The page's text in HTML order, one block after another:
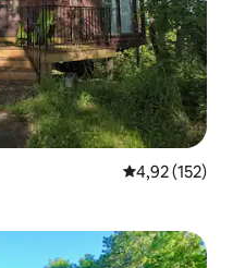
Gemiddelde
4,92 (152)